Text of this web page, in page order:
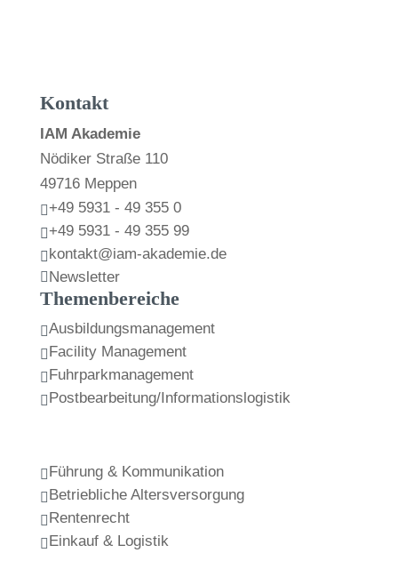
Kontakt
IAM Akademie
Nödiker Straße 110
49716 Meppen
+49 5931 - 49 355 0
+49 5931 - 49 355 99
kontakt@iam-akademie.de
Newsletter
Themenbereiche
Ausbildungsmanagement
Facility Management
Fuhrparkmanagement
Postbearbeitung/Informationslogistik
Führung & Kommunikation
Betriebliche Altersversorgung
Rentenrecht
Einkauf & Logistik